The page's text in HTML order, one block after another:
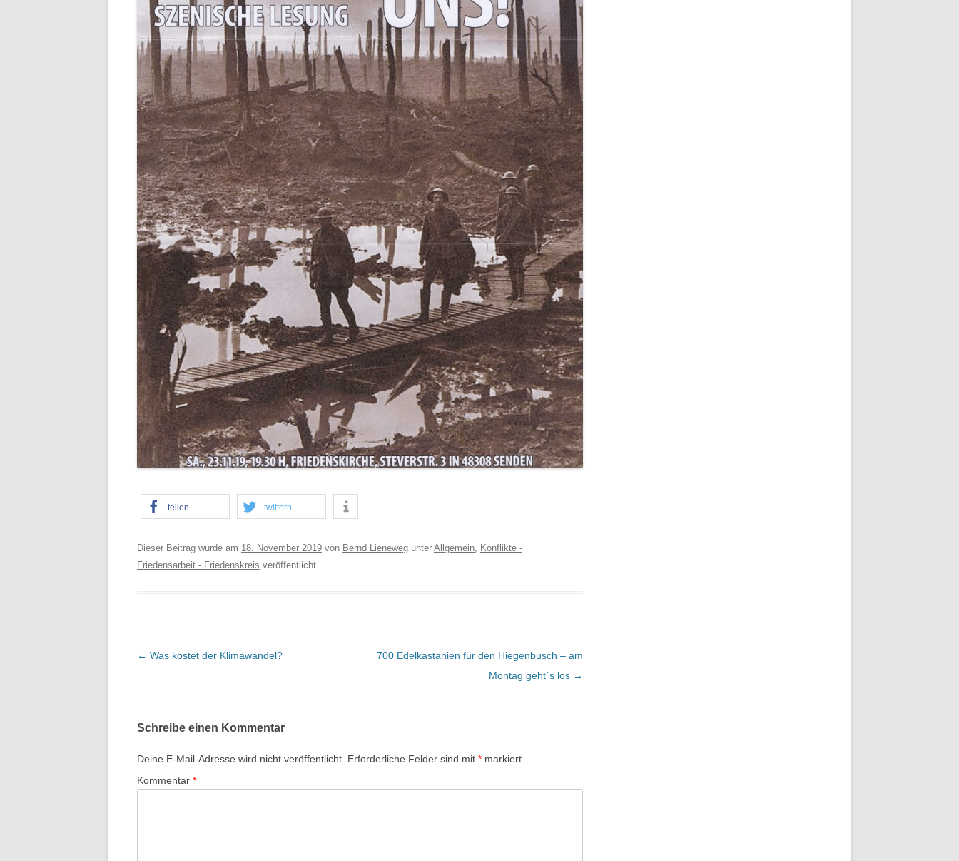
teilen twittern
Dieser Beitrag wurde am 18. November 2019 von Bernd Lieneweg unter Allgemein, Konflikte -
Friedensarbeit - Friedenskreis veröffentlicht.
B
r
a
g
← Was kostet der Klimawandel?
700 Edelkastanien für den Hiegenbusch – am
Montag geht´s los →
Schreibe einen Kommentar
Deine E-Mail-Adresse wird nicht veröffentlicht. Erforderliche Felder sind mit * markiert
Kommentar *